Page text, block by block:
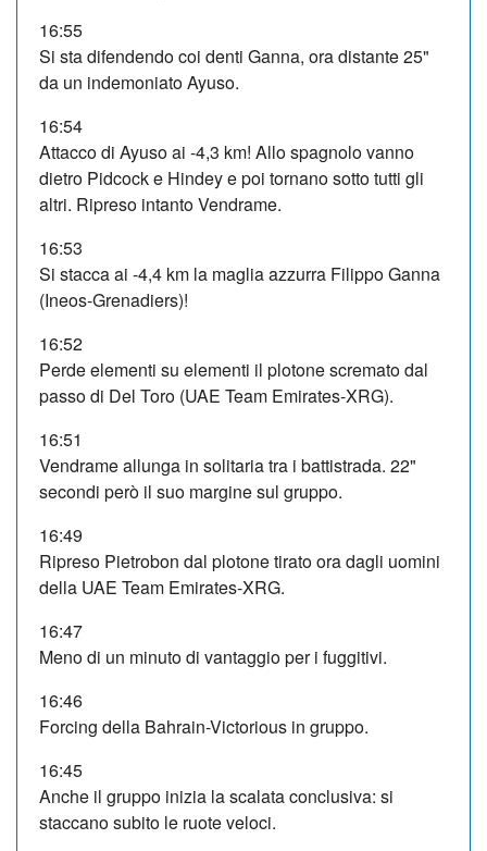
16:55
Si sta difendendo coi denti Ganna, ora distante 25"
da un indemoniato Ayuso.
16:54
Attacco di Ayuso ai -4,3 km! Allo spagnolo vanno
dietro Pidcock e Hindey e poi tornano sotto tutti gli
altri. Ripreso intanto Vendrame.
16:53
Si stacca ai -4,4 km la maglia azzurra Filippo Ganna
(Ineos-Grenadiers)!
16:52
Perde elementi su elementi il plotone scremato dal
passo di Del Toro (UAE Team Emirates-XRG).
16:51
Vendrame allunga in solitaria tra i battistrada. 22"
secondi però il suo margine sul gruppo.
16:49
Ripreso Pietrobon dal plotone tirato ora dagli uomini
della UAE Team Emirates-XRG.
16:47
Meno di un minuto di vantaggio per i fuggitivi.
16:46
Forcing della Bahrain-Victorious in gruppo.
16:45
Anche il gruppo inizia la scalata conclusiva: si
staccano subito le ruote veloci.